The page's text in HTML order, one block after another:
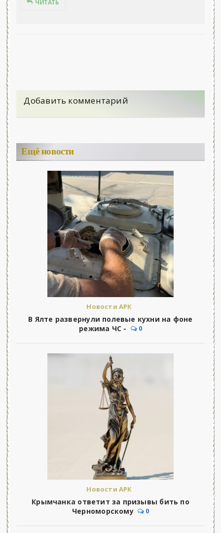
ЧИТАТЬ
Добавить комментарий
Ещё новости
Новости АРК
В Ялте развернули полевые кухни на фоне
режима ЧС -
0
Новости АРК
Крымчанка ответит за призывы бить по
Черноморскому
0